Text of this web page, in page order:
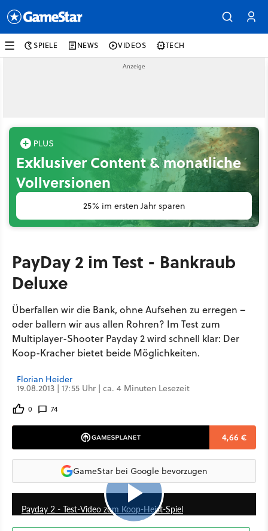
SPIELE NEWS VIDEOS TECH
Exklusiver Content & monatliche
Vollversionen
25% im ersten Jahr sparen
PayDay 2 im Test - Bankraub
Deluxe
Überfallen wir die Bank, ohne Aufsehen zu erregen –
oder ballern wir aus allen Rohren? Im Test zum
Multiplayer-Shooter Payday 2 wird schnell klar: Der
Koop-Kracher bietet beide Möglichkeiten.
Florian Heider
19.08.2013 | 17:55 Uhr | ca. 4 Minuten Lesezeit
0 74
4,66 €
GameStar bei Google bevorzugen
5:23
Payday 2 - Test-Video zum Koop-Heist-Spiel